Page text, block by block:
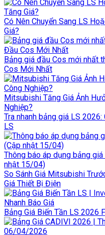
Có Nên Chuyển Sang LS
Giá?
Bảng giá đầu Cos mới nhất
Cos Mới Nhất
Mitsubishi Tăng Giá Ảnh
Nghiệp?
Tra nhanh bảng giá LS
LS
Thông báo áp dụng bảng
nhật 15/04)
So Sánh Giá Mitsubishi
Giá Thiết Bị Điện
Bảng Giá Biến Tần LS 2026